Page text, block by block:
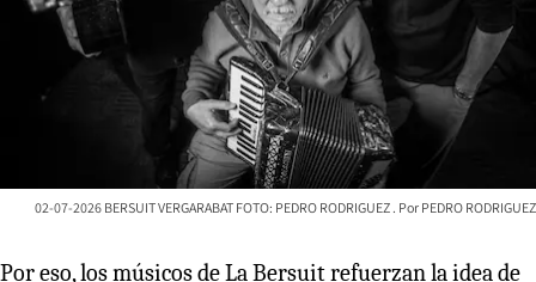
02-07-2026 BERSUIT VERGARABAT FOTO: PEDRO RODRIGUEZ PEDRO RODRIGUEZ
Por eso, los músicos de La Bersuit refuerzan la idea de